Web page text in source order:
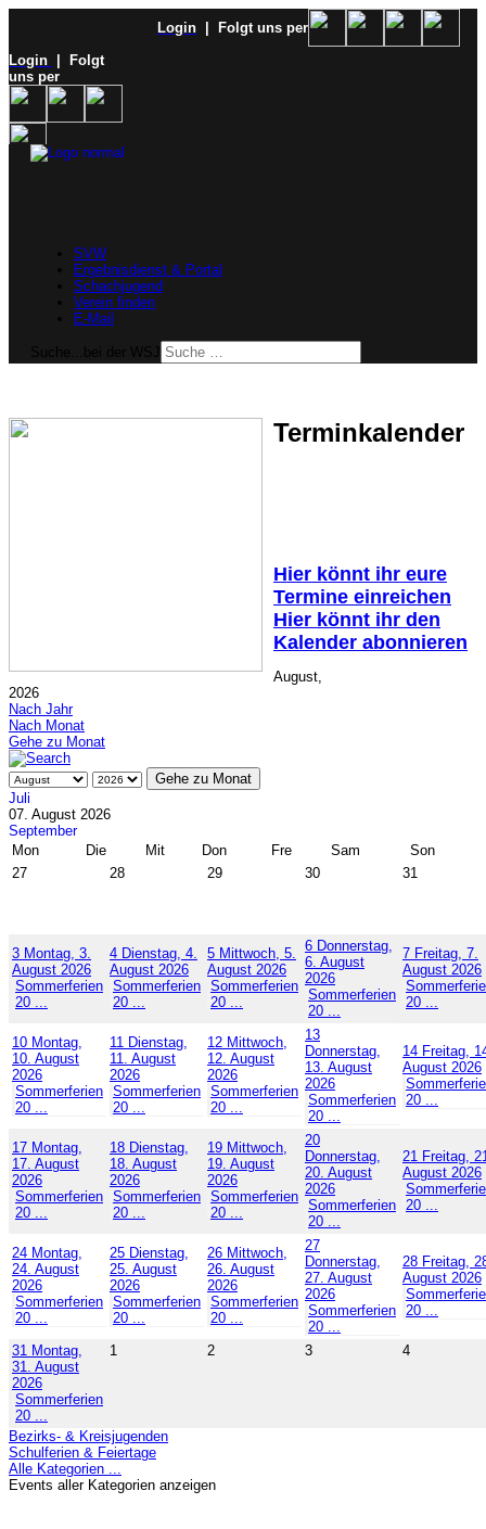
Login
| Folgt uns per
Login
| Folgt
uns per
SVW
Ergebnisdienst & Portal
Schachjugend
Verein finden
E-Mail
Terminkalender
Hier könnt ihr eure
Termine einreichen
Hier könnt ihr den
Kalender abonnieren
August,
2026
Nach Jahr
Nach Monat
Gehe zu Monat
Gehe zu Monat
Juli
07. August 2026
September
Mon
Die Mit Don Fre Sam
Son
27
28 29 30 31
3 Montag, 3.
August 2026
Sommerferien
20 ...
4 Dienstag, 4.
August 2026
Sommerferien
20 ...
5 Mittwoch, 5.
August 2026
Sommerferien
20 ...
6 Donnerstag,
6. August
2026
Sommerferien
20 ...
7 Freitag, 7.
August 2026
20 ...
10 Montag,
10. August
2026
Sommerferien
20 ...
11 Dienstag,
11. August
2026
Sommerferien
20 ...
12 Mittwoch,
12. August
2026
Sommerferien
20 ...
13
Donnerstag,
13. August
2026
Sommerferien
20 ...
14 Freitag,
August 2026
20 ...
17 Montag,
17. August
2026
Sommerferien
20 ...
18 Dienstag,
18. August
2026
Sommerferien
20 ...
19 Mittwoch,
19. August
2026
Sommerferien
20 ...
20
Donnerstag,
20. August
2026
Sommerferien
20 ...
21 Freitag,
August 2026
20 ...
24 Montag,
24. August
2026
Sommerferien
20 ...
25 Dienstag,
25. August
2026
Sommerferien
20 ...
26 Mittwoch,
26. August
2026
Sommerferien
20 ...
27
Donnerstag,
27. August
2026
Sommerferien
20 ...
28 Freitag,
August 2026
20 ...
31 Montag,
31. August
2026
Sommerferien
20 ...
1 2 3 4
Bezirks- & Kreisjugenden
Schulferien & Feiertage
Alle Kategorien ...
Events aller Kategorien anzeigen